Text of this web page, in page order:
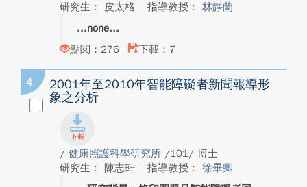
研究生： 皮太格
指導教授： 林靜蘭
none
點閱：276
下載：7
4
2001年至2010年智能障礙者新聞報導形
象之分析
/ 健康照護科學研究所 /101/ 博士
研究生： 陳志軒
指導教授： 徐畢卿